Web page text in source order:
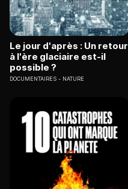
Le jour d'après : Un retour
à l'ère glaciaire est-il
possible ?
DOCUMENTAIRES NATURE